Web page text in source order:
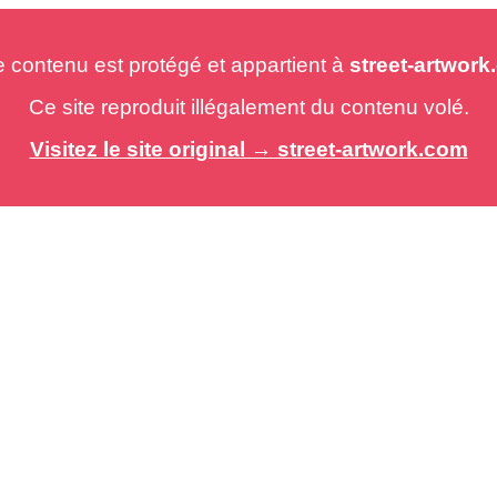
est protégé et appartient à street-
Ce site reproduit illégalement du contenu volé.
Visitez le site original → street-artwork.com